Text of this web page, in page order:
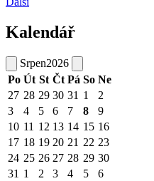
Kalendář
Srpen2026
Po Út St Čt Pá So Ne
27 28 29 30 31 1
2
3
4 5 6 7 8
9
10 11 12 13 14 15 16
17 18 19 20 21 22 23
24 25 26 27 28 29 30
31 1 2 3 4 5
6